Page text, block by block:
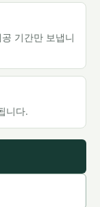
기간만 보냅니
니다.